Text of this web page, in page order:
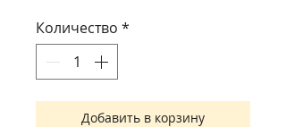
Количество *
Добавить в корзину